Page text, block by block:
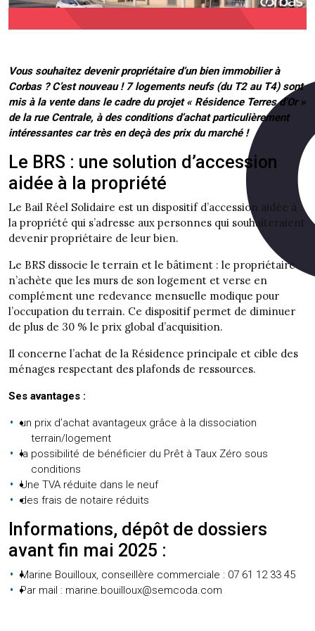
Vous souhaitez devenir propriétaire d’un bien immobilier à
Corbas ? C’est nouveau ! 7 logements neufs (du T2 au T4) sont
mis à la vente dans le cadre du projet « Résidence Terres d’Or »
de la rue Centrale, à des conditions d’achat particulièrement
intéressantes car très en deçà des prix du marché !
Le BRS : une solution d’accession
aidée à la propriété
Le Bail Réel Solidaire est un dispositif d’accession aidée à
la propriété qui s’adresse aux personnes qui souhaiteraient
devenir propriétaire de leur bien.
Le BRS dissocie le terrain et le bâtiment : le propriétaire
n’achète que les murs de son logement et verse en
complément une redevance mensuelle modique pour
l’occupation du terrain. Ce dispositif permet de diminuer
de plus de 30 % le prix global d’acquisition.
Il concerne l’achat de la Résidence principale et cible des
ménages respectant des plafonds de ressources.
Ses avantages :
un prix d’achat avantageux grâce à la dissociation
terrain/logement
la possibilité de bénéficier du Prêt à Taux Zéro sous
conditions
Une TVA réduite dans le neuf
des frais de notaire réduits
Informations, dépôt de dossiers
avant fin mai 2025 :
Marine Bouilloux, conseillère commerciale : 07 61 12 33 45
Par mail : marine.bouilloux@semcoda.com